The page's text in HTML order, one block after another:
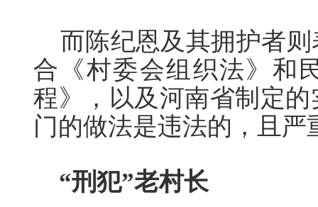
而陈纪恩及其拥护者则
合《村委会组织法》和
程》，以及河南省制定
门的做法是违法的，且
“刑犯”老村长